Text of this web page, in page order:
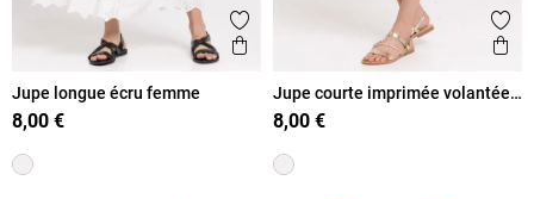
Ajouter aux favoris
Aperçu rapide
Jupe longue écru femme
8,00 €
Jupe courte imprimée volantée
femme
8,00 €